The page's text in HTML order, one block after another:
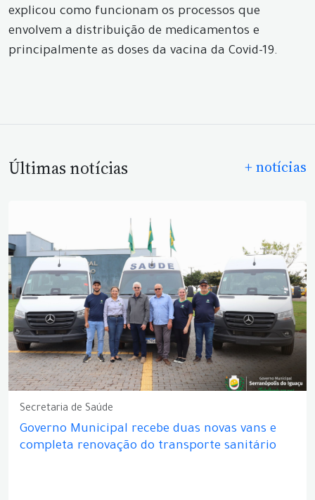
explicou como funcionam os processos que
envolvem a distribuição de medicamentos e
principalmente as doses da vacina da Covid-19.
Últimas notícias + notícias
Secretaria de Saúde
Governo Municipal recebe duas novas vans e
completa renovação do transporte sanitário